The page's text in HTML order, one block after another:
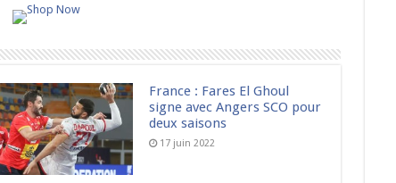
France : Fares El Ghoul
signe avec Angers SCO pour
deux saisons
17 juin 2022